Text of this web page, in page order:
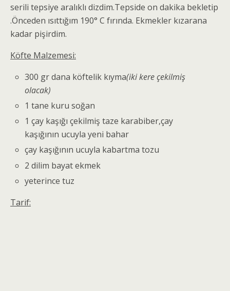
serili tepsiye aralıklı dizdim.Tepside on dakika bekletip
.Önceden ısıttığım 190° C fırında. Ekmekler kızarana
kadar pişirdim.
Köfte Malzemesi:
300 gr dana köftelik kıyma(iki kere çekilmiş
olacak)
1 tane kuru soğan
1 çay kaşığı çekilmiş taze karabiber,çay
kaşığının ucuyla yeni bahar
çay kaşığının ucuyla kabartma tozu
2 dilim bayat ekmek
yeterince tuz
Tarif: